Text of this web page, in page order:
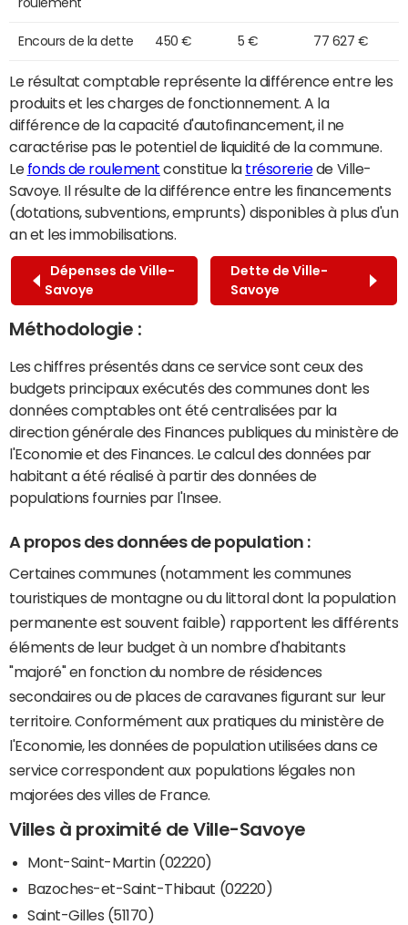
Encours de la dette 450 € 5 € 77 627 €
Le résultat comptable représente la différence entre les
produits et les charges de fonctionnement. A la
différence de la capacité d'autofinancement, il ne
caractérise pas le potentiel de liquidité de la commune.
Le fonds de roulement constitue la trésoreriede Ville-
Savoye. Il résulte de la différence entre les financements
(dotations, subventions, emprunts) disponibles à plus d'un
an et les immobilisations.
Dépenses de Ville-
Savoye
Dette de Ville-
Savoye
Méthodologie :
Les chiffres présentés dans ce service sont ceux des
budgets principaux exécutés des communes dont les
données comptables ont été centralisées par la
direction générale des Finances publiques du ministère de
l'Economie et des Finances. Le calcul des données par
habitant a été réalisé à partir des données de
populations fournies par l'Insee.
A propos des données de population :
Certaines communes (notamment les communes
touristiques de montagne ou du littoral dont la population
permanente est souvent faible) rapportent les différents
éléments de leur budget à un nombre d'habitants
"majoré" en fonction du nombre de résidences
secondaires ou de places de caravanes figurant sur leur
territoire. Conformément aux pratiques du ministère de
l'Economie, les données de population utilisées dans ce
service correspondent aux populations légales non
majorées des villes de France.
Villes à proximité de Ville-Savoye
Mont-Saint-Martin (02220)
Bazoches-et-Saint-Thibaut (02220)
Saint-Gilles (51170)